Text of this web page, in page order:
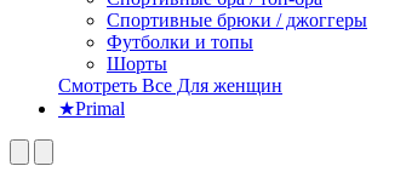
Спортивные брюки / джоггеры
Футболки и топы
Шорты
Смотреть Все Для женщин
★Primal